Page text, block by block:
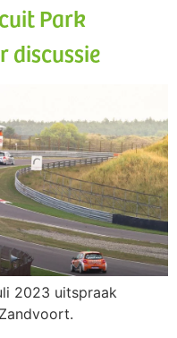
Park
discussie
2023 uitspraak